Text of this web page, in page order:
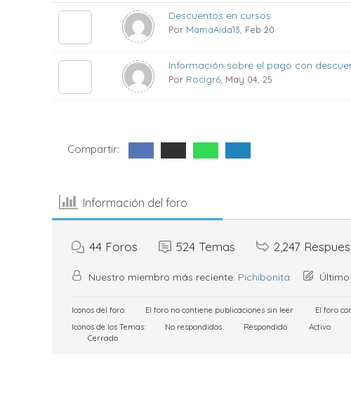
Descuentos en cursos
Por MamaAida13, Feb 20
Información sobre el pago con
Por Rocigr6, May 04, 25
Compartir:
Información del foro
44 Foros 524 Temas 2,247
Nuestro miembro más reciente: Pichibonita
Iconos del foro: El foro no contiene publicaciones sin leer
El foro
Iconos de los Temas:
No respondidos Respondido Activo
Cerrado